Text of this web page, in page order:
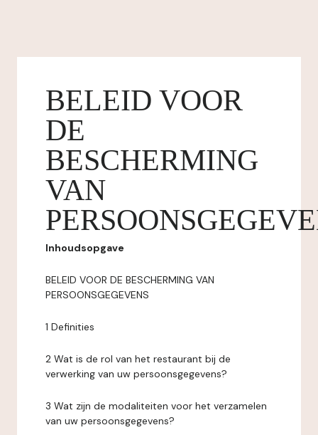
BELEID VOOR
DE
BESCHERMING
VAN
Inhoudsopgave
BELEID VOOR DE BESCHERMING VAN
PERSOONSGEGEVENS
1 Definities
2 Wat is de rol van het restaurant bij de
verwerking van uw persoonsgegevens?
3 Wat zijn de modaliteiten voor het verzamelen
van uw persoonsgegevens?